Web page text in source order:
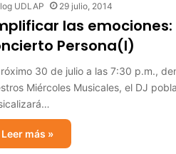
UDLAP 29 julio, 2014
las
Persona(l)
30 de julio a las 7:30 p.m.,
Miércoles Musicales, el DJ
Leer más »